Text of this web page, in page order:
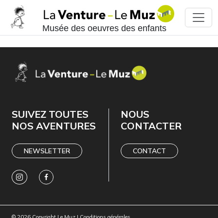
Musée des oeuvres des enfants
SUIVEZ TOUTES
NOS AVENTURES
NEWSLETTER
NOUS
CONTACTER
CONTACT